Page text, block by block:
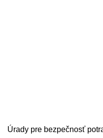
Úrady pre bezpečnosť